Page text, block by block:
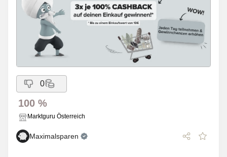
0
100 %
Marktguru Österreich
Maximalsparen